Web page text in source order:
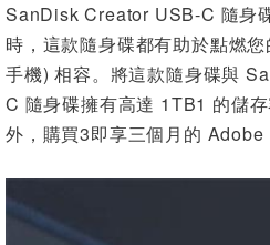
SanDisk Creator USB-C 隨身
時，這款隨身碟都有助於點燃
手機) 相容。將這款隨身碟與
C 隨身碟擁有高達 1TB1 的儲
外，購買3即享三個月的 Adobe